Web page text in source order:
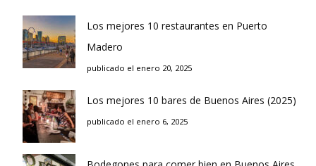
Los mejores 10 restaurantes en Puerto
Madero
publicado el enero 20, 2025
Los mejores 10 bares de Buenos Aires (2025)
publicado el enero 6, 2025